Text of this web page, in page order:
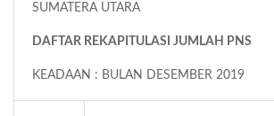
SUMATERA UTARA
DAFTAR REKAPITULASI JUMLAH PNS
KEADAAN : BULAN DESEMBER 2019